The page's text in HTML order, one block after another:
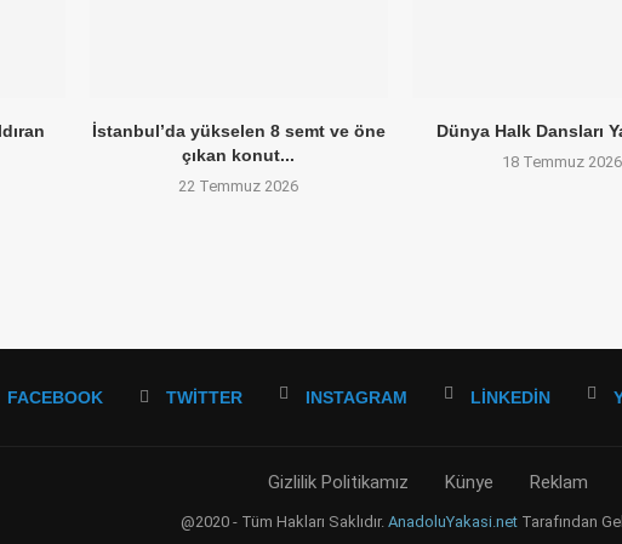
İstanbul’da yükselen 8 semt ve öne
çıkan konut...
22 Temmuz 2026
Dünya Halk Dansları
18 Temmuz 2026
FACEBOOK TWITTER INSTAGRAM LINKEDIN
Gizlilik Politikamız Künye Reklam
@2020 - Tüm Hakları Saklıdır. AnadoluYakasi.netTarafından